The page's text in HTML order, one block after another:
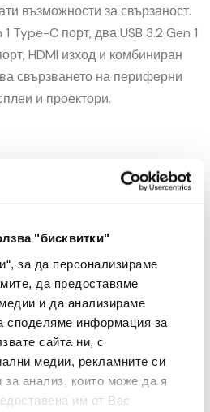
"бисквитки"
за да персонализираме
да предоставяме
и да анализираме
споделяме информация за
сайта ни, с
медии, рекламните си
за анализ, които може да я
им от Вас
възможности за свързаност.
Type-C порт, два USB 3.2 Gen 1
HDMI изход и комбиниран
свързването на периферни
и проектори.
в Любими
в количката